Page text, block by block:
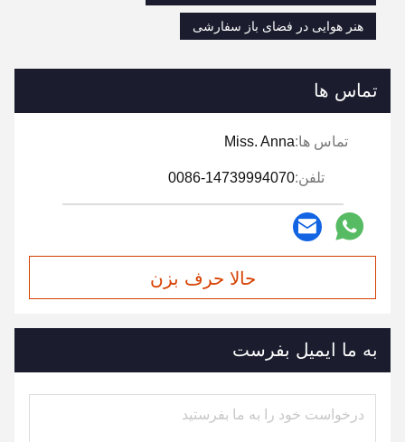
هنر هوایی در فضای باز سفارشی
تماس ها
تماس ها:Miss. Anna
تلفن:0086-14739994070
حالا حرف بزن
به ما ایمیل بفرست